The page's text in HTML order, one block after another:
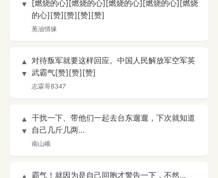
▼
[燃烧的心][燃烧的心][燃烧的心][燃烧的心][燃烧
的心][赞][赞][赞][赞]
葱油情缘
▲
▼
对待叛军就要这样回应。中国人民解放军空军英
武霸气[赞][赞][赞]
志霖哥8347
▲
▼
干扰一下、带他们一起去台东遛遛，下次就知道
自己几斤几两…
南山峨
霸气！就因为是自己同胞才警告一下，不然…